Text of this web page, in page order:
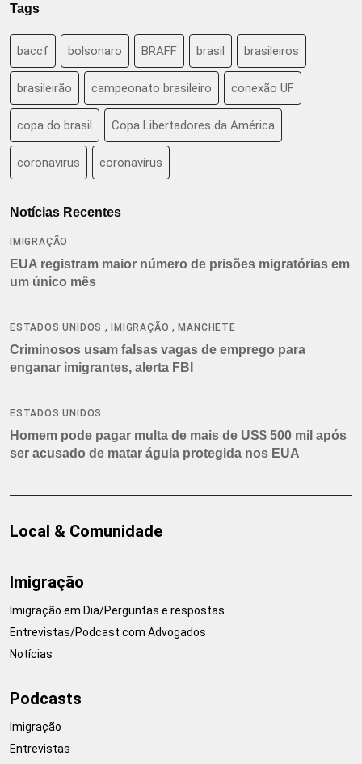
Tags
baccf bolsonaro BRAFF brasil brasileiros
brasileirão campeonato brasileiro conexão UF
copa do brasil Copa Libertadores da América
coronavirus coronavírus
Notícias Recentes
IMIGRAÇÃO
EUA registram maior número de prisões migratórias em
um único mês
ESTADOS UNIDOS ,IMIGRAÇÃO ,MANCHETE
Criminosos usam falsas vagas de emprego para
enganar imigrantes, alerta FBI
ESTADOS UNIDOS
Homem pode pagar multa de mais de US$ 500 mil após
ser acusado de matar águia protegida nos EUA
Local & Comunidade
Imigração
Imigração em Dia/Perguntas e respostas
Entrevistas/Podcast com Advogados
Notícias
Podcasts
Imigração
Entrevistas